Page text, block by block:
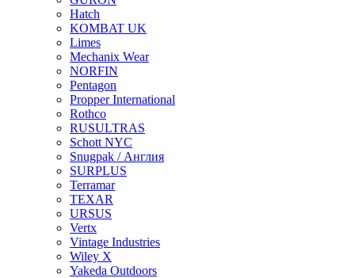
Hatch
KOMBAT UK
Limes
Mechanix Wear
NORFIN
Pentagon
Propper International
Rothco
RUSULTRAS
Schott NYC
Snugpak / Англия
SURPLUS
Terramar
TEXAR
URSUS
Vertx
Vintage Industries
Wiley X
Yakeda Outdoors